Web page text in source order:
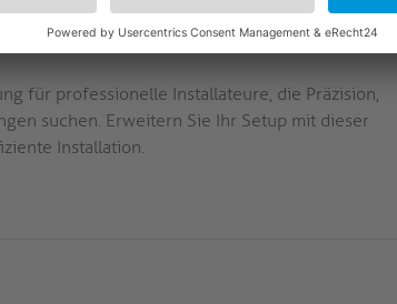
für professionelle Installateure, die Präzision,
suchen. Erweitern Sie Ihr Setup mit dieser
Installation.